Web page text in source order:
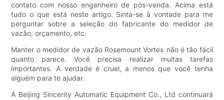
contato com nosso engenheiro de pós-venda. Acima está
tudo o que está neste artigo. Sinta-se à vontade para me
perguntar sobre a seleção do fabricante do medidor de
vazão, orçamento, etc.
Manter o medidor de vazão Rosemount Vortex não é tão fácil
quanto parece. Você precisa realizar muitas tarefas
importantes. A verdade é cruel, a menos que você tenha
alguém para te ajudar.
A Beijing Sincerity Automatic Equipment Co., Ltd continuará